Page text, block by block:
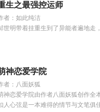
生之最强控运师
者：如此纯洁
世明带着挂重生到了异能者遍地走
神恋爱学院
者：八面妖狐
神恋爱学院由作者八面妖狐创作全
人心弦是一本难得的情节与文笔俱